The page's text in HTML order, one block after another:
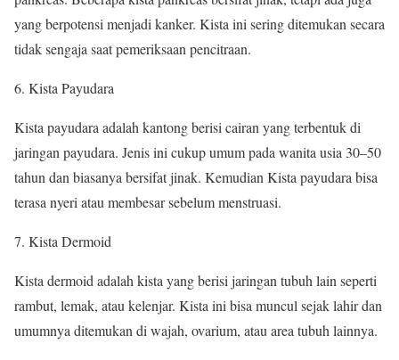
yang berpotensi menjadi kanker. Kista ini sering ditemukan secara
tidak sengaja saat pemeriksaan pencitraan.
Kista Payudara
Kista payudara adalah kantong berisi cairan yang terbentuk di
jaringan payudara. Jenis ini cukup umum pada wanita usia 30–50
tahun dan biasanya bersifat jinak. Kemudian Kista payudara bisa
terasa nyeri atau membesar sebelum menstruasi.
Kista Dermoid
Kista dermoid adalah kista yang berisi jaringan tubuh lain seperti
rambut, lemak, atau kelenjar. Kista ini bisa muncul sejak lahir dan
umumnya ditemukan di wajah, ovarium, atau area tubuh lainnya.